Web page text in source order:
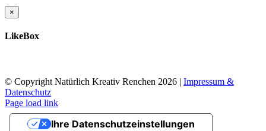
×
LikeBox
© Copyright Natürlich Kreativ Renchen 2026 | Impressum &
Datenschutz
Facebook
Instagram
Page load link
Nach
Ihre Datenschutzeinstellungen